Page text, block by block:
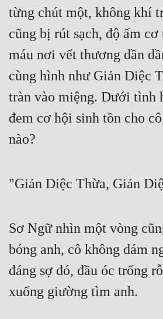
Nữ Cường
Nữ Phụ
Phong Thủy - Tâm Linh
Phương Tây
Phản Phái
Sủng
Thanh Xuân
Tiên Hiệp
Tiểu Thuyết
từng chút một, không khí
cũng bị rút sạch, độ ấm cơ
máu nơi vết thương dần
cùng hình như Giản Diệc
tràn vào miệng. Dưới tình
đem cơ hội sinh tồn cho
nào?
"Giản Diệc Thừa, Giản
Sơ Ngữ nhìn một vòng
bóng anh, cô không dám
đáng sợ đó, đầu óc trống
xuống giường tìm anh.